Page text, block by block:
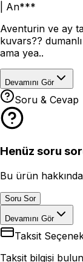
An***
Aventurin ve ay
kuvars??
ama yea..
Devamını Gör
Soru & Cevap
Henüz soru
Bu ürün
Soru Sor
Devamını Gör
Taksit
Taksit bilgisi